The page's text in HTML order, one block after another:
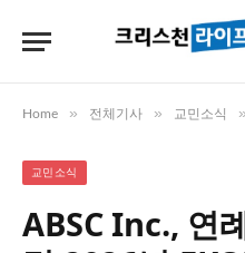
Home » 전체기사 » 교민소식 »
교민소식
ABSC Inc., 연